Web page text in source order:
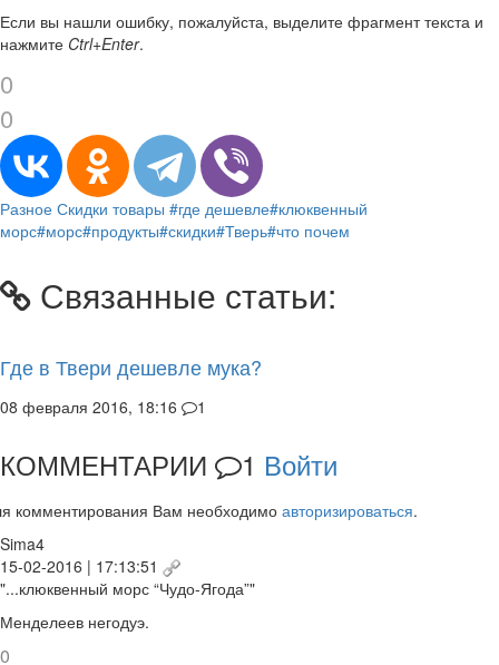
Если вы нашли ошибку, пожалуйста, выделите фрагмент текста и
нажмите Ctrl+Enter.
0
0
Разное Скидки товары #где дешевле#клюквенный
морс#морс#продукты#скидки#Тверь#что почем
Связанные статьи:
Где в Твери дешевле мука?
08 февраля 2016, 18:16 1
КОММЕНТАРИИ 1 Войти
комментирования Вам необходимо авторизироваться.
Sima4
15-02-2016 | 17:13:51
"...клюквенный морс “Чудо-Ягода”"
Менделеев негодуэ.
0